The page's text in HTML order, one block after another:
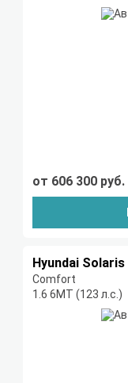
от 606 300 руб.
Hyundai Solaris
Comfort
1.6 6МТ (123 л.с.)